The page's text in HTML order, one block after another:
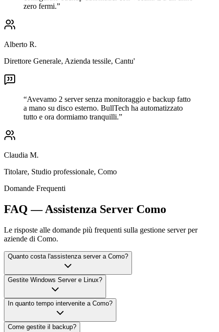
zero fermi.”
Alberto R.
Direttore Generale, Azienda tessile, Cantu'
“Avevamo 2 server senza monitoraggio e backup fatto
a mano su disco esterno. BullTech ha automatizzato
tutto e ora dormiamo tranquilli.”
Claudia M.
Titolare, Studio professionale, Como
Domande Frequenti
FAQ — Assistenza Server Como
Le risposte alle domande più frequenti sulla gestione server per
aziende di Como.
Quanto costa l'assistenza server a Como?
Gestite Windows Server e Linux?
In quanto tempo intervenite a Como?
Come gestite il backup?